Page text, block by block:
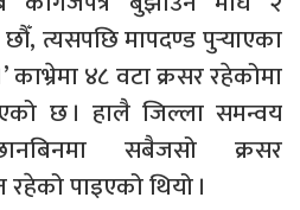
त्यसपछि मापदण्ड पुर्‍याएका
काभ्रेमा ४८ वटा क्रसर रहेकोमा
छ । हालै जिल्ला समन्वय
सबैजसो क्रसर
रहेको पाइएको थियो ।